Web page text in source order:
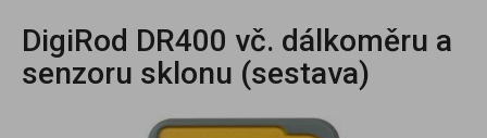
DigiRod DR400 vč. dálkoměru a
senzoru sklonu (sestava)